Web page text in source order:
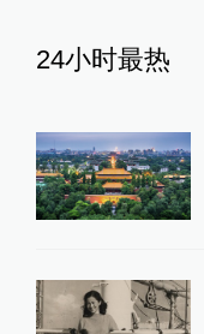
24小时最热